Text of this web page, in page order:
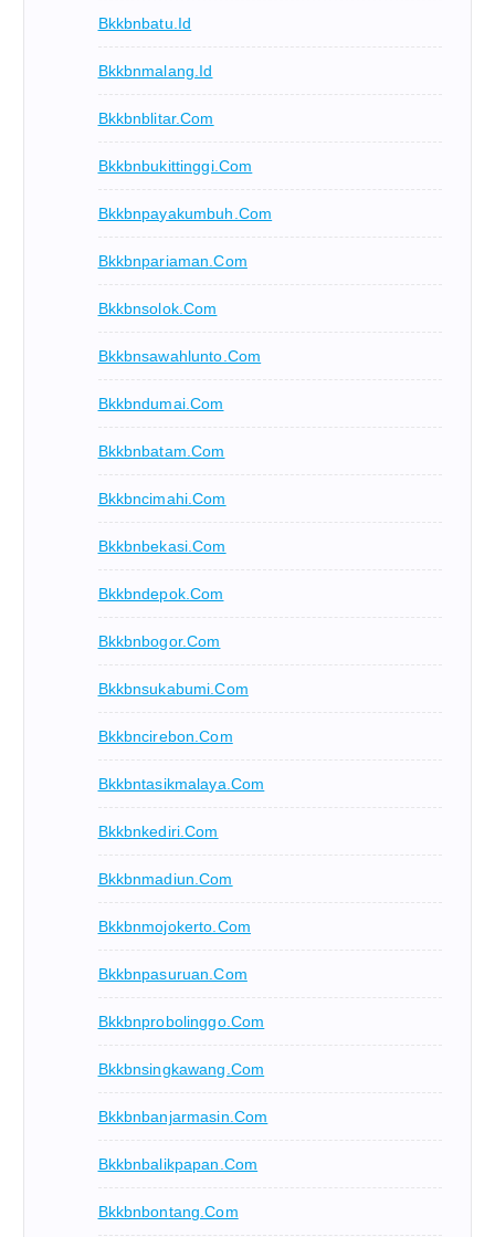
Bkkbnbatu.id
Bkkbnmalang.id
Bkkbnblitar.com
Bkkbnbukittinggi.com
Bkkbnpayakumbuh.com
Bkkbnpariaman.com
Bkkbnsolok.com
Bkkbnsawahlunto.com
Bkkbndumai.com
Bkkbnbatam.com
Bkkbncimahi.com
Bkkbnbekasi.com
Bkkbndepok.com
Bkkbnbogor.com
Bkkbnsukabumi.com
Bkkbncirebon.com
Bkkbntasikmalaya.com
Bkkbnkediri.com
Bkkbnmadiun.com
Bkkbnmojokerto.com
Bkkbnpasuruan.com
Bkkbnprobolinggo.com
Bkkbnsingkawang.com
Bkkbnbanjarmasin.com
Bkkbnbalikpapan.com
Bkkbnbontang.com